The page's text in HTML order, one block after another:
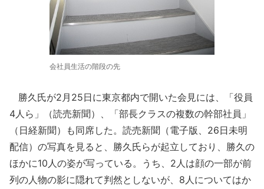
会社員生活の階段の先
勝久氏が2月25日に東京都内で開いた会見には、「役員
4人ら」（読売新聞）、「部長クラスの複数の幹部社員」
（日経新聞）も同席した。読売新聞（電子版、26日未明
配信）の写真を見ると、勝久氏らが起立しており、勝久の
ほかに10人の姿が写っている。うち、2人は顔の一部が前
列の人物の影に隠れて判然としないが、8人についてはか